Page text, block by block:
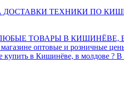
ТЕХНИКИ ПО
ТОВАРЫ В КИШИНЁВЕ, В
оптовые и розничные
купить в Кишинёве, в молдове ?